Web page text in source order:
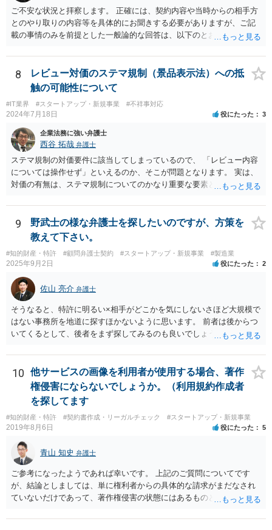
きます。 そのため、メールに税理士が参加していないことや直接面談
していないことをもって賠償請求の理由とすることは現実問題として
は難しい可能性があります。 ③については、 税理士が、契約上の委任
事務外の税務相談をサービスで実施していた場合は、税理士側から積
極的に課税方式を確認しなければならないという程度の注意義務は認
められにくいのではないかと思います。 もっとも、顧問契約締結当初
から本件法人設立の相談についても依頼しており委任事務に含まれて
いたと主張できる事情がある場合には、上記より幾分有利に進められ
るかと思います。 より詳細な検討は、個別に法律事務所に問い合わせ
て法律相談されるとよいでしょう。
ご不安な状況と拝察します。 正確には、契約内容や当時からの相手方
とのやり取りの内容等を具体的にお聞きする必要がありますが、ご記
載の事情のみを前提とした一般論的な回答は、以下のとおりです。 ①
前の商事消滅時効、不法行為消滅時効）にかかっている可能性が高い
です。 ②相手方の報告要求については、法的には従う義務はないでし
ょう。 ③すでに対応は完了しており、もし相手方から今後具体的な法
的請求ないし措置がなされれば改めて検討するという方針でもよいよ
うに思われます。
8
レビュー対価のステマ規制（景品表示法）への抵
触の可能性について
#IT業界 #スタートアップ・新規事業 #不祥事対応
2024年7月18日 役にたった 3
企業法務に強い弁護士
西谷 拓哉 弁護士
ステマ規制の対価要件に該当してしまっているので、 「レビュー内容
については操作せず」といえるのか、そこが問題となります。 実は、
対価の有無は、ステマ規制についてのかなり重要な要素となります。
とを条件に割り引くサービスを提供していたケースですが、 明示的に
高評価と指示していなくても、全件報酬を支払うことを約してレビュ
ーをさせるということになれば、結局はそれはレビュー内容について
事業者が関与していると評価され「事業者による表示（広告）」と判
断される余地は残るといえるでしょう。 あくまで、自身の嗜好に基づ
く、自主的なレビューでなければステマ規制にひっかかる可能性があ
るのです。 ※消費者庁のステマ規制の運用ガイドラインであるhttps://
www.caa.go.jp/policies/policy/representation/fair_labeling/guideline/ass
ets/representation_cms216_230328_03.pdf の５頁（イ）、２（１）参
照
9
野武士の様な弁護士を探したいのですが、方策を
教えて下さい。
#知的財産・特許 #顧問弁護士契約 #スタートアップ・新規事業 #製造業
2025年9月2日 役にたった 2
佐山 亮介 弁護士
そうなると、特許に明るい×相手がどこかを気にしないさほど大規模で
はない事務所を地道に探すほかないように思います。 前者は後からつ
いてくるとして、後者をまず探してみるのも良いでしょう。
10
他サービスの画像を利用者が使用する場合、著作
権侵害にならないでしょうか。（利用規約作成者
を探してます
#知的財産・特許 #契約書作成・リーガルチェック #スタートアップ・新規事業
2019年8月6日 役にたった 5
青山 知史 弁護士
ご参考になったようであれば幸いです。 上記のご質問についてです
が、結論としましては、単に権利者からの具体的な請求がまだなされ
ていないだけであって、著作権侵害の状態にはあるものと思慮いたし
ンテンツの投稿については、適法か否かも含め、投稿者で自己責任で